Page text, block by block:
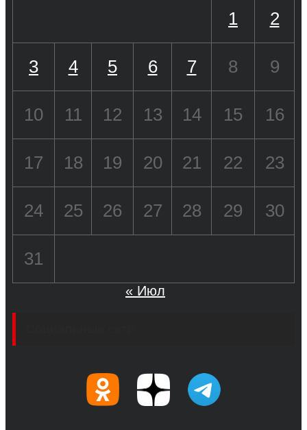
1 2
3 4 5 6 7 8 9
10 11 12 13 14 15 16
17 18 19 20 21 22 23
24 25 26 27 28 29 30
31
« Июл